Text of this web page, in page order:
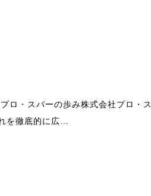
ロ・スパーの歩み株式会社プロ・ス
を徹底的に広…